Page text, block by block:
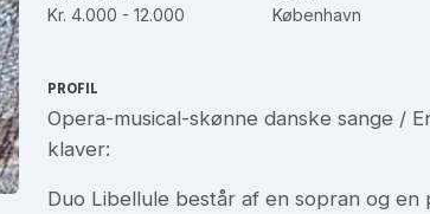
Kr. 4.000 - 12.000 København
PROFIL
Opera-musical-skønne danske sange /
klaver:
Duo Libellule består af en sopran og